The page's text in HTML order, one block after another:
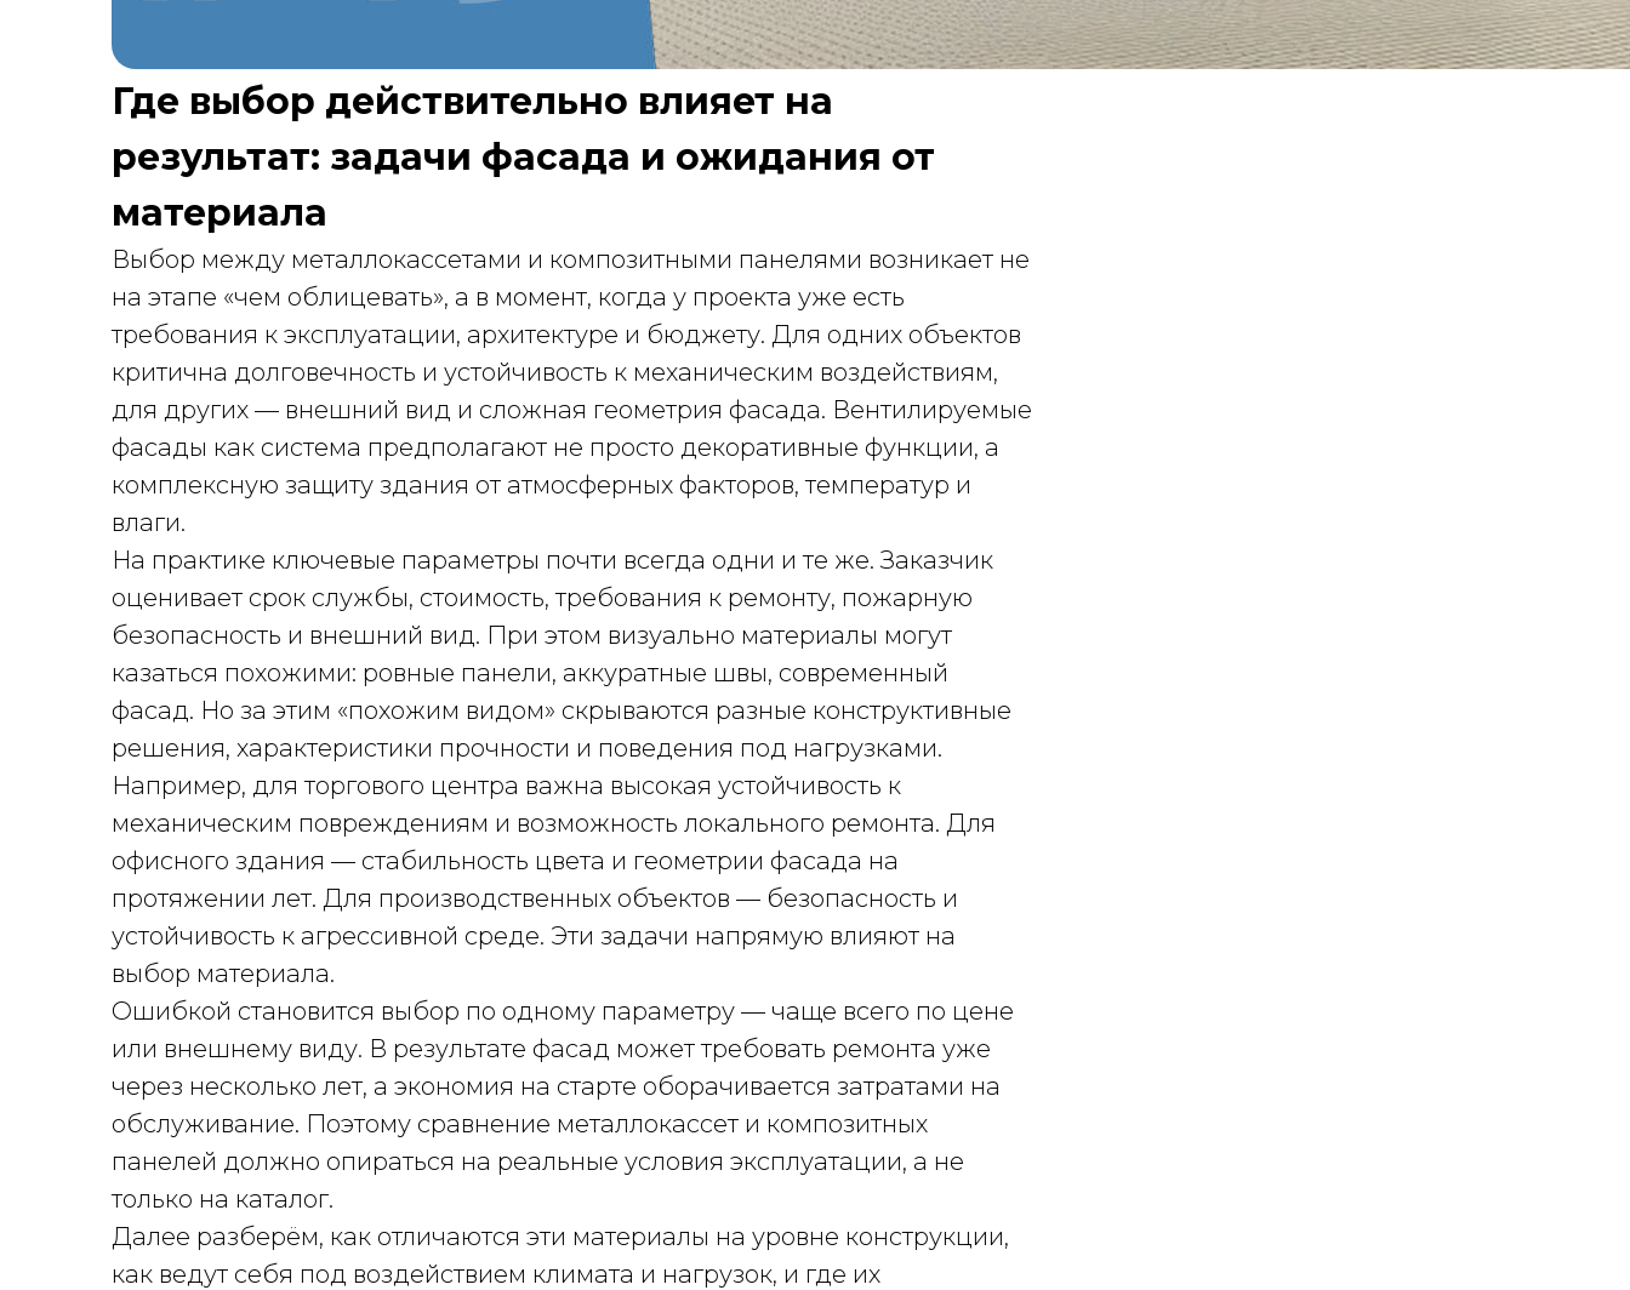
Где выбор действительно влияет на
результат: задачи фасада и ожидания от
материала
Выбор между металлокассетами и композитными панелями возникает не
на этапе «чем облицевать», а в момент, когда у проекта уже есть
требования к эксплуатации, архитектуре и бюджету. Для одних объектов
критична долговечность и устойчивость к механическим воздействиям,
для других — внешний вид и сложная геометрия фасада. Вентилируемые
фасады как система предполагают не просто декоративные функции, а
комплексную защиту здания от атмосферных факторов, температур и
влаги.
На практике ключевые параметры почти всегда одни и те же. Заказчик
оценивает срок службы, стоимость, требования к ремонту, пожарную
безопасность и внешний вид. При этом визуально материалы могут
казаться похожими: ровные панели, аккуратные швы, современный
фасад. Но за этим «похожим видом» скрываются разные конструктивные
решения, характеристики прочности и поведения под нагрузками.
Например, для торгового центра важна высокая устойчивость к
механическим повреждениям и возможность локального ремонта. Для
офисного здания — стабильность цвета и геометрии фасада на
протяжении лет. Для производственных объектов — безопасность и
устойчивость к агрессивной среде. Эти задачи напрямую влияют на
выбор материала.
Ошибкой становится выбор по одному параметру — чаще всего по цене
или внешнему виду. В результате фасад может требовать ремонта уже
через несколько лет, а экономия на старте оборачивается затратами на
обслуживание. Поэтому сравнение металлокассет и композитных
панелей должно опираться на реальные условия эксплуатации, а не
только на каталог.
Далее разберём, как отличаются эти материалы на уровне конструкции,
как ведут себя под воздействием климата и нагрузок, и где их